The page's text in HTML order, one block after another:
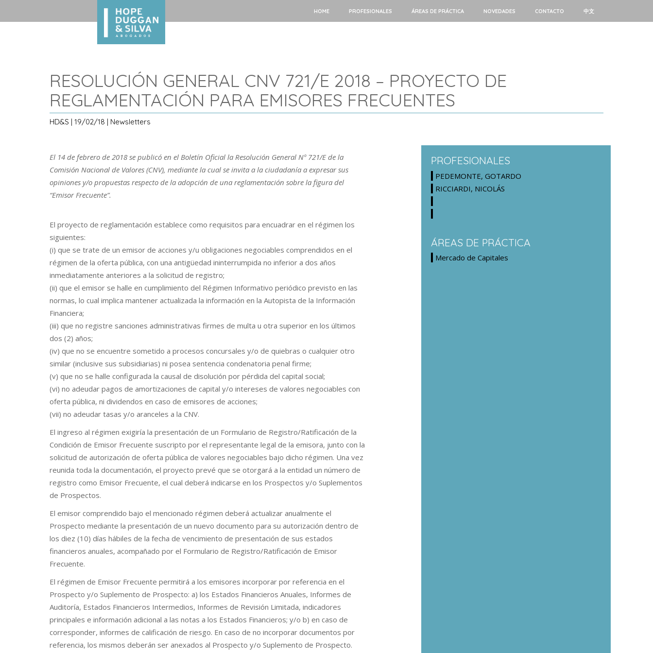
HOME PROFESIONALES ÁREAS DE PRÁCTICA NOVEDADES CONTACTO 中文
RESOLUCIÓN GENERAL CNV 721/E 2018 – PROYECTO DE
REGLAMENTACIÓN PARA EMISORES FRECUENTES
HD&S | 19/02/18 | Newsletters
El 14 de febrero de 2018 se publicó en el Boletín Oficial la Resolución General Nº 721/E de la
Comisión Nacional de Valores (CNV), mediante la cual se invita a la ciudadanía a expresar sus
opiniones y/o propuestas respecto de la adopción de una reglamentación sobre la figura del
“Emisor Frecuente”.
El proyecto de reglamentación establece como requisitos para encuadrar en el régimen los
siguientes:
(i) que se trate de un emisor de acciones y/u obligaciones negociables comprendidos en el
régimen de la oferta pública, con una antigüedad ininterrumpida no inferior a dos años
inmediatamente anteriores a la solicitud de registro;
(ii) que el emisor se halle en cumplimiento del Régimen Informativo periódico previsto en las
normas, lo cual implica mantener actualizada la información en la Autopista de la Información
Financiera;
(iii) que no registre sanciones administrativas firmes de multa u otra superior en los últimos
dos (2) años;
(iv) que no se encuentre sometido a procesos concursales y/o de quiebras o cualquier otro
similar (inclusive sus subsidiarias) ni posea sentencia condenatoria penal firme;
(v) que no se halle configurada la causal de disolución por pérdida del capital social;
(vi) no adeudar pagos de amortizaciones de capital y/o intereses de valores negociables con
oferta pública, ni dividendos en caso de emisores de acciones;
(vii) no adeudar tasas y/o aranceles a la CNV.
El ingreso al régimen exigiría la presentación de un Formulario de Registro/Ratificación de la
Condición de Emisor Frecuente suscripto por el representante legal de la emisora, junto con la
solicitud de autorización de oferta pública de valores negociables bajo dicho régimen. Una vez
reunida toda la documentación, el proyecto prevé que se otorgará a la entidad un número de
registro como Emisor Frecuente, el cual deberá indicarse en los Prospectos y/o Suplementos
de Prospectos.
El emisor comprendido bajo el mencionado régimen deberá actualizar anualmente el
Prospecto mediante la presentación de un nuevo documento para su autorización dentro de
los diez (10) días hábiles de la fecha de vencimiento de presentación de sus estados
financieros anuales, acompañado por el Formulario de Registro/Ratificación de Emisor
Frecuente.
El régimen de Emisor Frecuente permitirá a los emisores incorporar por referencia en el
Prospecto y/o Suplemento de Prospecto: a) los Estados Financieros Anuales, Informes de
Auditoría, Estados Financieros Intermedios, Informes de Revisión Limitada, indicadores
principales e información adicional a las notas a los Estados Financieros; y/o b) en caso de
corresponder, informes de calificación de riesgo. En caso de no incorporar documentos por
referencia, los mismos deberán ser anexados al Prospecto y/o Suplemento de Prospecto.
PROFESIONALES
PEDEMONTE, GOTARDO
RICCIARDI, NICOLÁS
ÁREAS DE PRÁCTICA
Mercado de Capitales